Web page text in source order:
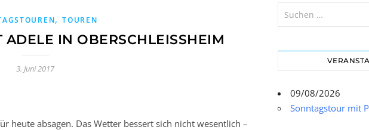
,TOUREN
IN OBERSCHLEISSHEIM
3. Juni 2017
heute absagen. Das Wetter bessert sich nicht wesentlich –
09/08/2026
Sonntagstour mit